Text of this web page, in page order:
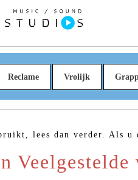
Reclame Vrolijk
lees dan verder. Als u